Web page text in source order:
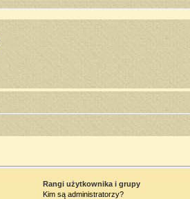
Rangi użytkownika i grupy
Kim są administratorzy?